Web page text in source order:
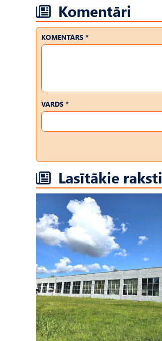
Komentāri
KOMENTĀRS *
VĀRDS *
Lasītākie raksti